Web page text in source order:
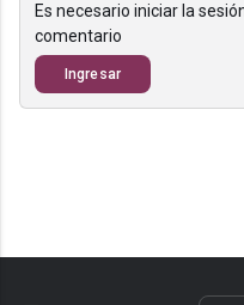
Es necesario iniciar la
comentario
Ingresar